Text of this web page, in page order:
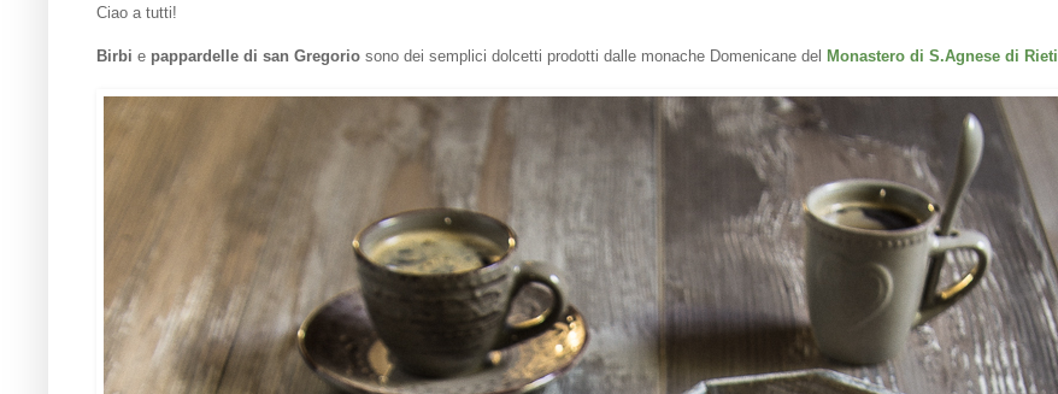
Ciao a tutti!
Birbi e pappardelle di san Gregorio sono dei semplici dolcetti prodotti dalle monache Domenicane del Monastero di S.Agnese di Rieti